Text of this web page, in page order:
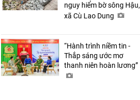
nguy hiểm bờ sông Hậu,
xã Cù Lao Dung
“Hành trình niềm tin -
Thắp sáng ước mơ
thanh niên hoàn lương”